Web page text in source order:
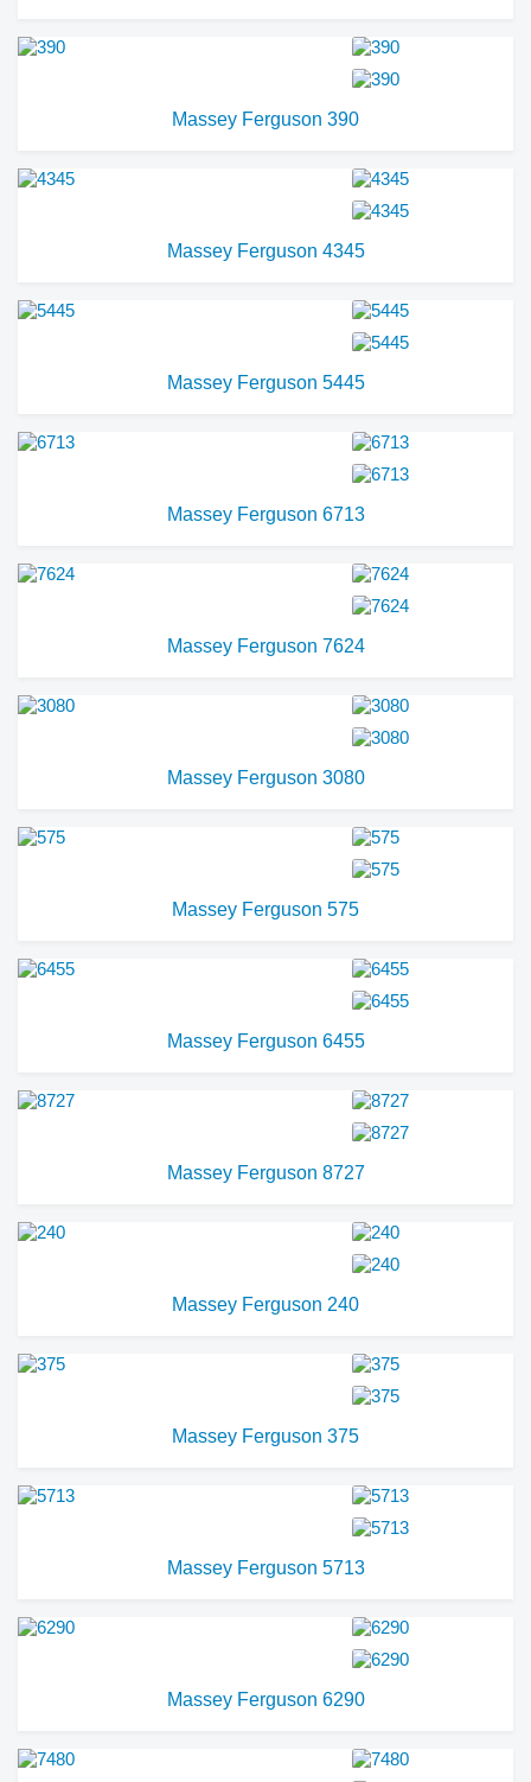
Massey Ferguson 390
Massey Ferguson 4345
Massey Ferguson 5445
Massey Ferguson 6713
Massey Ferguson 7624
Massey Ferguson 3080
Massey Ferguson 575
Massey Ferguson 6455
Massey Ferguson 8727
Massey Ferguson 240
Massey Ferguson 375
Massey Ferguson 5713
Massey Ferguson 6290